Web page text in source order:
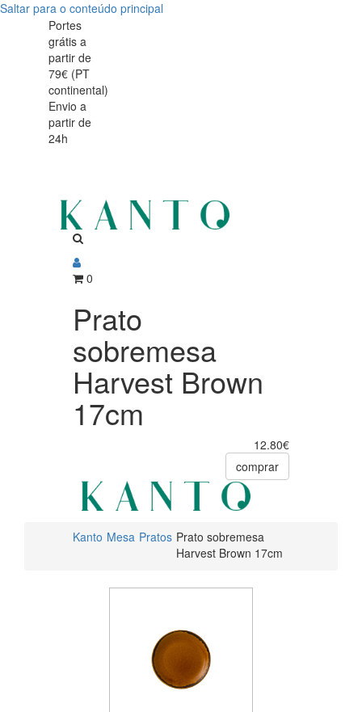
Saltar para o conteúdo principal
Prato
sobremesa
Harvest
Brown
17cm
Prato
sobremesa
Harvest
Brown
17cm
Portes
grátis a
partir de
79€ (PT
continental)
Envio a
partir de
24h
0
Prato
sobremesa
Harvest Brown
17cm
12.80€
comprar
Kanto Mesa Pratos Prato sobremesa
Harvest Brown 17cm